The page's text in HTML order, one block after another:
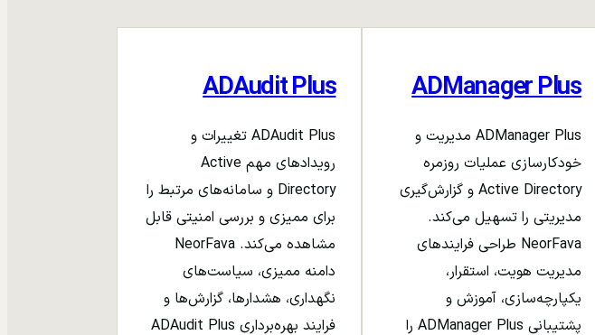
ADManager Plus
ADManager Plus مدیریت و
خودکارسازی عملیات روزمره
Active Directory و گزارش‌گیری
مدیریتی را تسهیل می‌کند.
NeorFava طراحی فرایندهای
مدیریت هویت، استقرار،
یکپارچه‌سازی، آموزش و
پشتیبانی ADManager Plus را
ADAudit Plus
ADAudit Plus تغییرات و
رویدادهای مهم Active
Directory و سامانه‌های مرتبط را
برای ممیزی و بررسی امنیتی قابل
مشاهده می‌کند. NeorFava
دامنه ممیزی، سیاست‌های
نگهداری، هشدارها، گزارش‌ها و
فرایند بهره‌برداری ADAudit Plus